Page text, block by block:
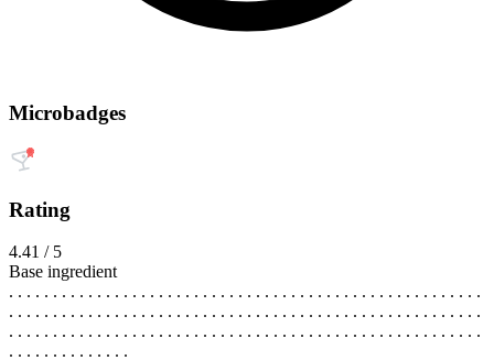
Microbadges
Rating
4.41 / 5
Base ingredient
. . . . . . . . . . . . . . . . . . . . . . . . . . . . . . . . . . . . . . . . . . . . . . . . . . . . . .
. . . . . . . . . . . . . . . . . . . . . . . . . . . . . . . . . . . . . . . . . . . . . . . . . . . . . .
. . . . . . . . . . . . . . . . . . . . . . . . . . . . . . . . . . . . . . . . . . . . . . . . . . . . . .
. . . . . . . . . . . . . .